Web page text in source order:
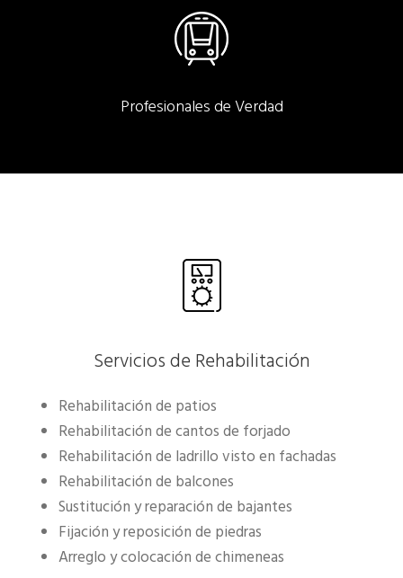
Profesionales de Verdad
Servicios de Rehabilitación
Rehabilitación de patios
Rehabilitación de cantos de forjado
Rehabilitación de ladrillo visto en fachadas
Rehabilitación de balcones
Sustitución y reparación de bajantes
Fijación y reposición de piedras
Arreglo y colocación de chimeneas